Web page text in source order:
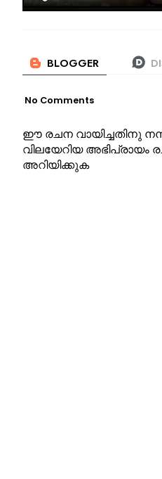
No Comments
ഈ രചന വായിച്ചതിനു
വിലയേറിയ അഭിപ്രായം
അറിയിക്കുക